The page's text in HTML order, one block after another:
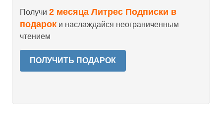
Получи 2 месяца Литрес Подписки в
подарок и наслаждайся неограниченным
чтением
ПОЛУЧИТЬ ПОДАРОК